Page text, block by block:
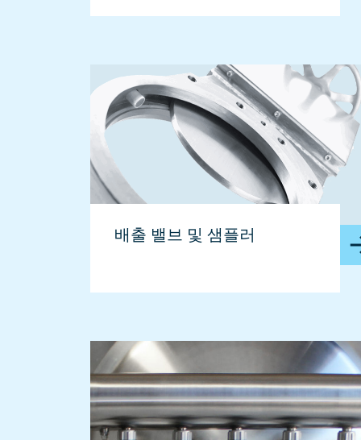
배출 밸브 및 샘플러